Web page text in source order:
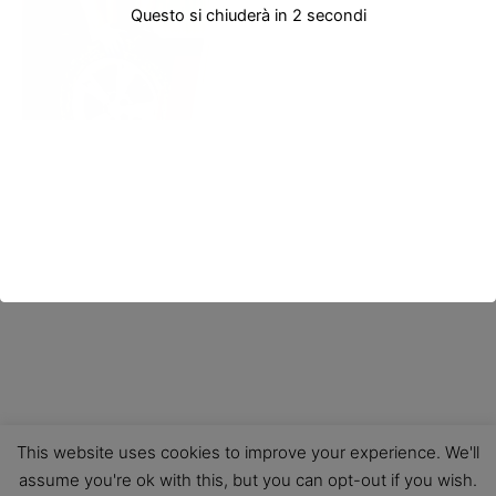
This website uses cookies to improve your experience. We'll
assume you're ok with this, but you can opt-out if you wish.
Questo si chiuderà in 2 secondi